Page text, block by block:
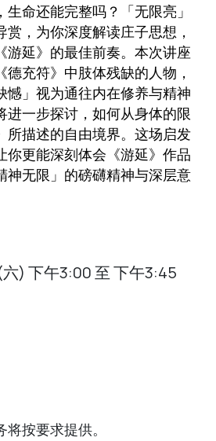
命还能完整吗？「无限亮」
，为你深度解读庄子思想，
游延》的最佳前奏。本次讲座
充符》中肢体残缺的人物，
憾」视为通往内在修养与精神
进一步探讨，如何从身体的限
所描述的自由境界。这场启发
你更能深刻体会《游延》作品
神无限」的磅礴精神与深层意
) 下午3:00 至 下午3:45
按要求提供。